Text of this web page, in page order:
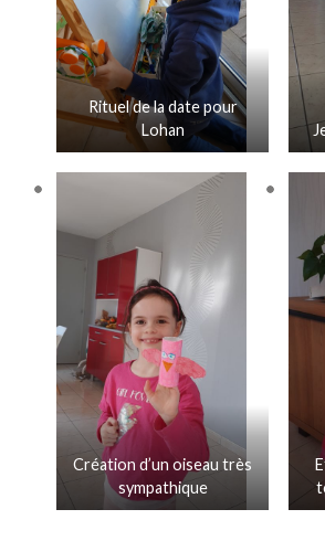
Rituel de la date pour
Lohan
Création d’un oiseau très
sympathique